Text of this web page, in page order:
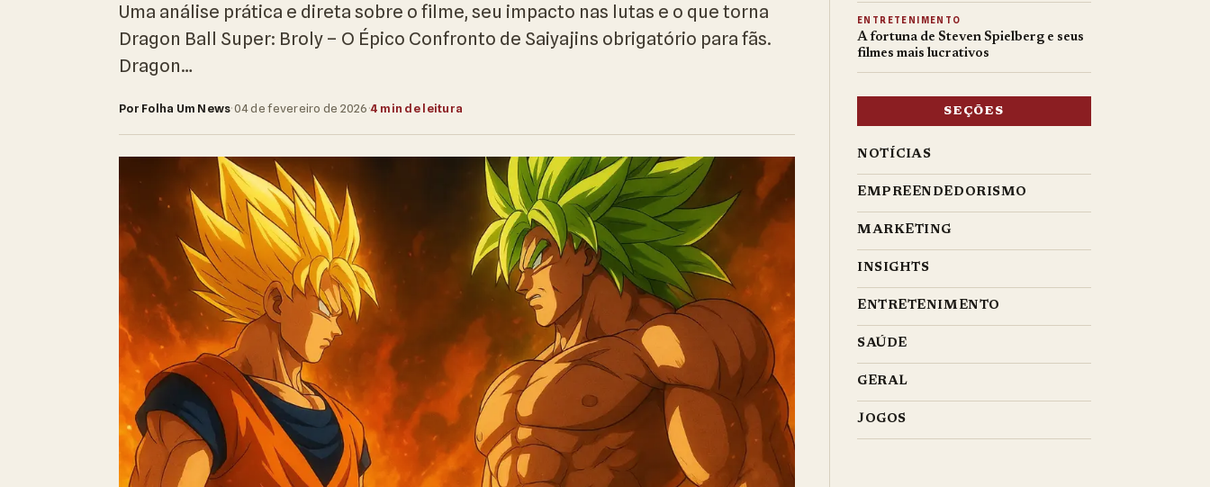
Uma análise prática e direta sobre o filme, seu impacto nas lutas e o que torna
Dragon Ball Super: Broly – O Épico Confronto de Saiyajins obrigatório para fãs.
Dragon…
Por Folha Um News·04 de fevereiro de 2026·4 min de leitura
ENTRETENIMENTO
A fortuna de Steven Spielberg e seus
filmes mais lucrativos
SEÇÕES
NOTÍCIAS
EMPREENDEDORISMO
MARKETING
INSIGHTS
ENTRETENIMENTO
SAÚDE
GERAL
JOGOS